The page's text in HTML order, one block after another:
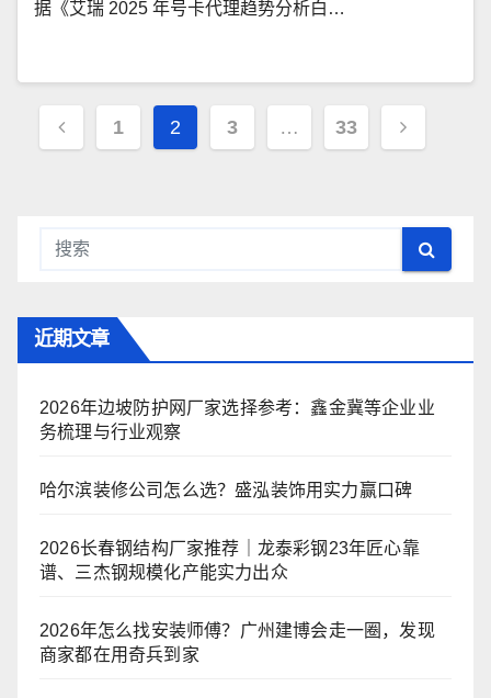
据《艾瑞 2025 年号卡代理趋势分析白…
文
航
1 2 3 … 33
近期文章
2026年边坡防护网厂家选择参考：鑫金冀等企业业
务梳理与行业观察
哈尔滨装修公司怎么选？盛泓装饰用实力赢口碑
2026长春钢结构厂家推荐｜龙泰彩钢23年匠心靠
谱、三杰钢规模化产能实力出众
2026年怎么找安装师傅？广州建博会走一圈，发现
商家都在用奇兵到家